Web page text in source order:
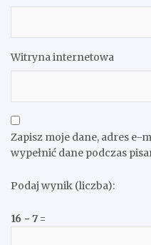
Witryna internetowa
Zapisz moje dane, adres e-
wypełnić dane podczas
Podaj wynik (liczba):
16 − 7 =